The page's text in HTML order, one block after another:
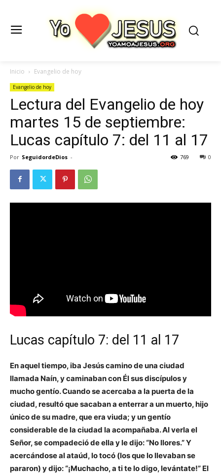
Inicio Evangelio de hoy
Evangelio de hoy
Lectura del Evangelio de hoy
martes 15 de septiembre:
Lucas capítulo 7: del 11 al 17
Por SeguidordeDios - 0
769
Lucas capítulo 7: del 11 al 17
En aquel tiempo, iba Jesús camino de una ciudad
llamada Naín, y caminaban con Él sus discípulos y
mucho gentío. Cuando se acercaba a la puerta de la
ciudad, resultó que sacaban a enterrar a un muerto, hijo
único de su madre, que era viuda; y un gentío
considerable de la ciudad la acompañaba. Al verla el
Señor, se compadeció de ella y le dijo: “No llores.” Y
acercándose al ataúd, lo tocó (los que lo llevaban se
pararon) y dijo: “¡Muchacho, a ti te lo digo, levántate!” El